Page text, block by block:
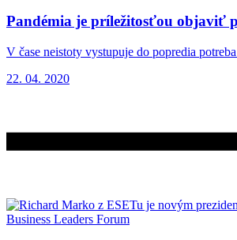
Pandémia je príležitosťou objaviť
V čase neistoty vystupuje do popredia
22. 04. 2020